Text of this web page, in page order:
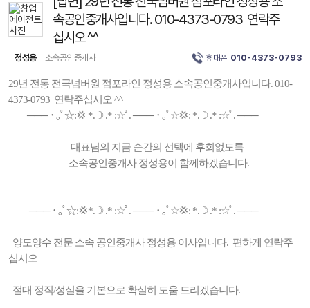
속공인중개사입니다. 010-4373-0793 연락주
십시오 ^^
정성용 소속공인중개사 휴대폰 010-4373-0793
29년 전통 전국넘버원 점포라인 정성용 소속공인중개사입니다. 010-
4373-0793 연락주십시오 ^^
─── ･ ｡ﾟ☆:💢 *.☽ .* :☆ﾟ. ─── ･ ｡ﾟ☆💢: *.☽ .* :☆ﾟ. ───
대표님의 지금 순간의 선택에 후회없도록
소속공인중개사 정성용이 함께하겠습니다.
─── ･ ｡ﾟ☆:💢*.☽ .* :☆ﾟ. ─── ･ ｡ﾟ☆💢: *.☽ .* :☆ﾟ. ───
양도양수 전문 소속 공인중개사 정성용 이사입니다. 편하게 연락주
십시오
절대 정직/성실을 기본으로 확실히 도움 드리겠습니다.